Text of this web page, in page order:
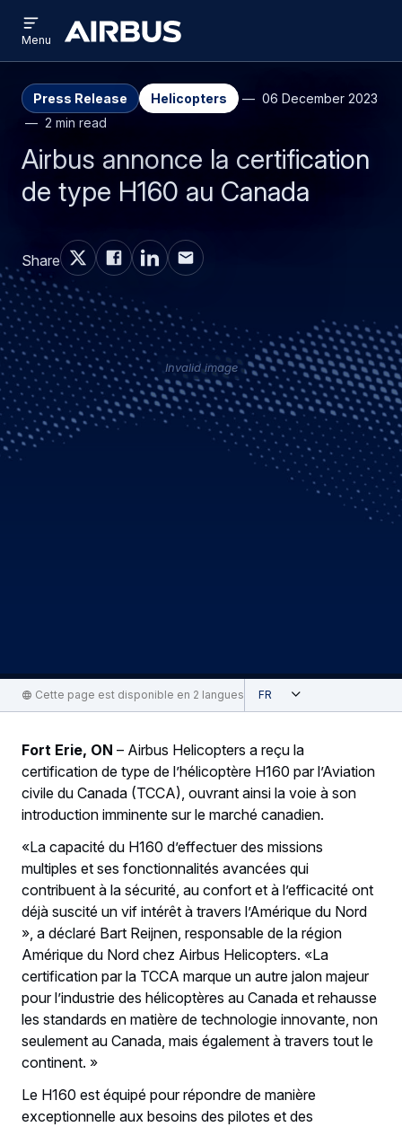
contenu
principal
search
Airbus
menu
Menu
Press Release Helicopters
06 December 2023
2 min read
Airbus annonce la certification
de type H160 au Canada
Share
Invalid image
Cette page est disponible en 2 langues French
Fort Erie, ON – Airbus Helicopters a reçu la
certification de type de l’hélicoptère H160 par l’Aviation
civile du Canada (TCCA), ouvrant ainsi la voie à son
introduction imminente sur le marché canadien.
«La capacité du H160 d’effectuer des missions
multiples et ses fonctionnalités avancées qui
contribuent à la sécurité, au confort et à l’efficacité ont
déjà suscité un vif intérêt à travers l’Amérique du Nord
», a déclaré Bart Reijnen, responsable de la région
Amérique du Nord chez Airbus Helicopters. «La
certification par la TCCA marque un autre jalon majeur
pour l’industrie des hélicoptères au Canada et rehausse
les standards en matière de technologie innovante, non
seulement au Canada, mais également à travers tout le
continent. »
Le H160 est équipé pour répondre de manière
exceptionnelle aux besoins des pilotes et des